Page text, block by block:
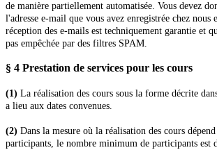
de manière partiellement automatisée. Vous devez
l'adresse e-mail que vous avez enregistrée chez nous
réception des e-mails est techniquement garantie et
pas empêchée par des filtres SPAM.
§ 4 Prestation de services pour les cours
(1) La réalisation des cours sous la forme décrite
a lieu aux dates convenues.
(2) Dans la mesure où la réalisation des cours
participants, le nombre minimum de participants est